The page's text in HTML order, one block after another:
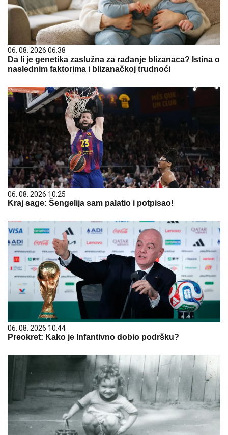
06. 08. 2026 06:38
Da li je genetika zaslužna za rađanje blizanaca? Istina o
naslednim faktorima i blizanačkoj trudnoći
06. 08. 2026 10:25
Kraj sage: Šengelija sam palatio i potpisao!
06. 08. 2026 10:44
Preokret: Kako je Infantivno dobio podršku?